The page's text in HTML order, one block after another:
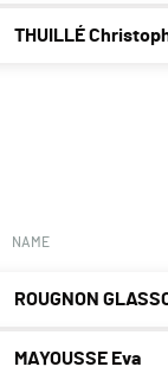
THUILLÉ
NAME
ROUGNON
MAYOUSSE Eva